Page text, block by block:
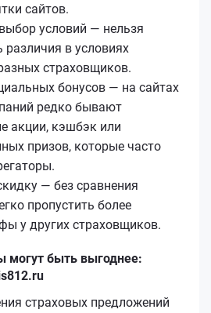
сайтов.
условий — нельзя
различия в условиях
страховщиков.
бонусов — на сайтах
редко бывают
акции, кэшбэк или
призов, которые часто
— без сравнения
пропустить более
у других страховщиков.
могут быть выгоднее:
страховых предложений